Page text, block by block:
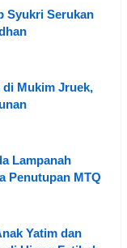
Syukri Serukan
di Mukim Jruek,
Lampanah
Penutupan MTQ
Yatim dan